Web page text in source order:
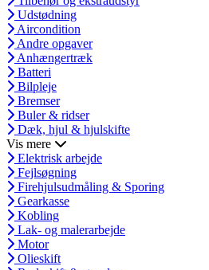
Udstødning
Aircondition
Andre opgaver
Anhængertræk
Batteri
Bilpleje
Bremser
Buler & ridser
Dæk, hjul & hjulskifte
Vis mere
Elektrisk arbejde
Fejlsøgning
Firehjulsudmåling & Sporing
Gearkasse
Kobling
Lak- og malerarbejde
Motor
Olieskift